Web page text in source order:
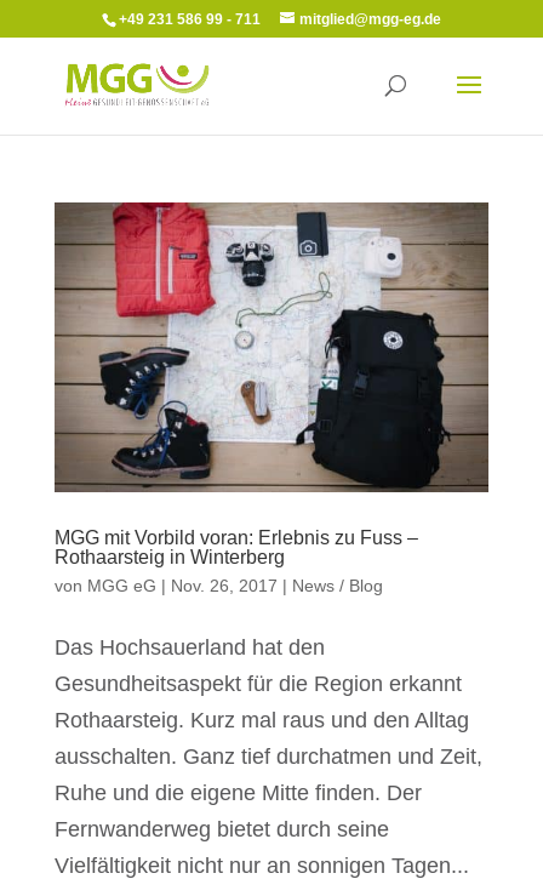
+49 231 586 99 - 711 mitglied@mgg-eg.de
MGG mit Vorbild voran: Erlebnis zu Fuss –
Rothaarsteig in Winterberg
von MGG eG | Nov. 26, 2017 | News / Blog
Das Hochsauerland hat den
Gesundheitsaspekt für die Region erkannt
Rothaarsteig. Kurz mal raus und den Alltag
ausschalten. Ganz tief durchatmen und Zeit,
Ruhe und die eigene Mitte finden. Der
Fernwanderweg bietet durch seine
Vielfältigkeit nicht nur an sonnigen Tagen...